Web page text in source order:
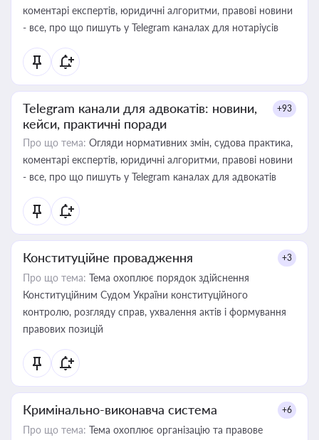
коментарі експертів, юридичні алгоритми, правові новини
- все, про що пишуть у Telegram каналах для нотаріусів
Telegram канали для адвокатів: новини,
кейси, практичні поради
+93
Про що тема: Огляди нормативних змін, судова практика,
коментарі експертів, юридичні алгоритми, правові новини
- все, про що пишуть у Telegram каналах для адвокатів
Конституційне провадження +3
Про що тема: Тема охоплює порядок здійснення
Конституційним Судом України конституційного
контролю, розгляду справ, ухвалення актів і формування
правових позицій
Кримінально-виконавча система +6
Про що тема: Тема охоплює організацію та правове